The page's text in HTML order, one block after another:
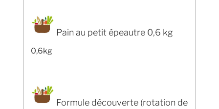
Pain au petit épeautre 0,6 kg
0,6kg
Formule découverte (rotation de